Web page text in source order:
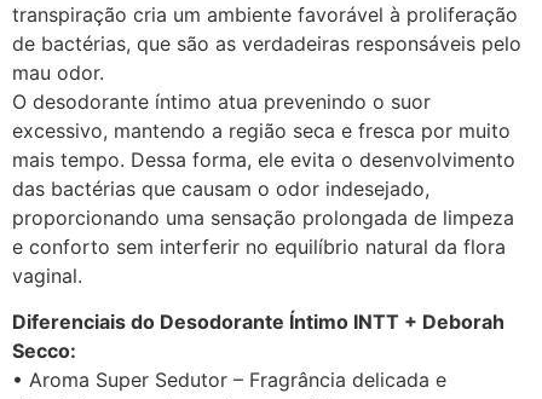
transpiração cria um ambiente favorável à proliferação
de bactérias, que são as verdadeiras responsáveis pelo
mau odor.
O desodorante íntimo atua prevenindo o suor
excessivo, mantendo a região seca e fresca por muito
mais tempo. Dessa forma, ele evita o desenvolvimento
das bactérias que causam o odor indesejado,
proporcionando uma sensação prolongada de limpeza
e conforto sem interferir no equilíbrio natural da flora
vaginal.
Diferenciais do Desodorante Íntimo INTT + Deborah
Secco:
• Aroma Super Sedutor – Fragrância delicada e